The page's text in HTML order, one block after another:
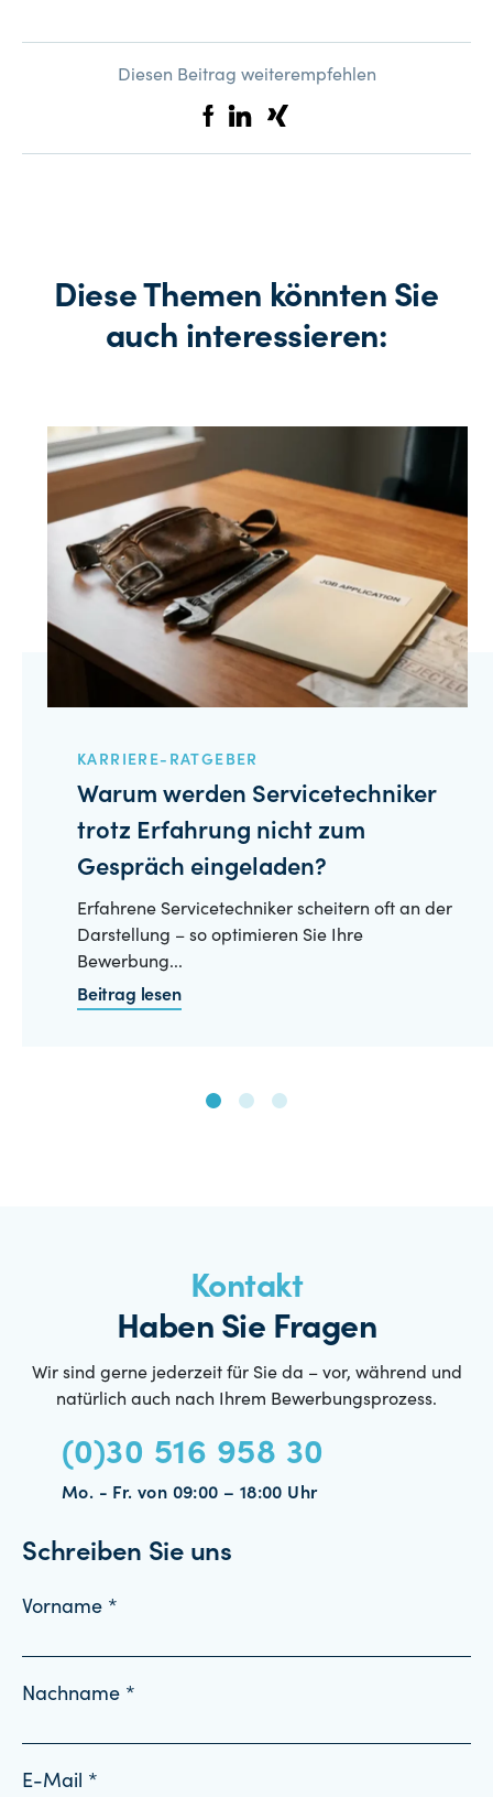
Diesen Beitrag weiterempfehlen
Diese Themen könnten Sie
auch interessieren:
KARRIERE-RATGEBER
Warum werden Servicetechniker
trotz Erfahrung nicht zum
Gespräch eingeladen?
Erfahrene Servicetechniker scheitern oft an der
Darstellung – so optimieren Sie Ihre
Bewerbung...
Beitrag lesen
Kontakt
Haben Sie Fragen
Wir sind gerne jederzeit für Sie da – vor, während und
natürlich auch nach Ihrem Bewerbungsprozess.
(0)30 516 958 30
Mo. - Fr. von 09:00 – 18:00 Uhr
Schreiben Sie uns
Vorname *
Nachname *
E-Mail *